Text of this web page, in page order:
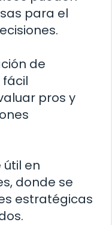
para el
de
fácil
pros y
en
donde se
estratégicas